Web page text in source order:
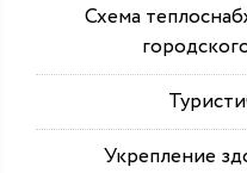
Схема
Укрепление